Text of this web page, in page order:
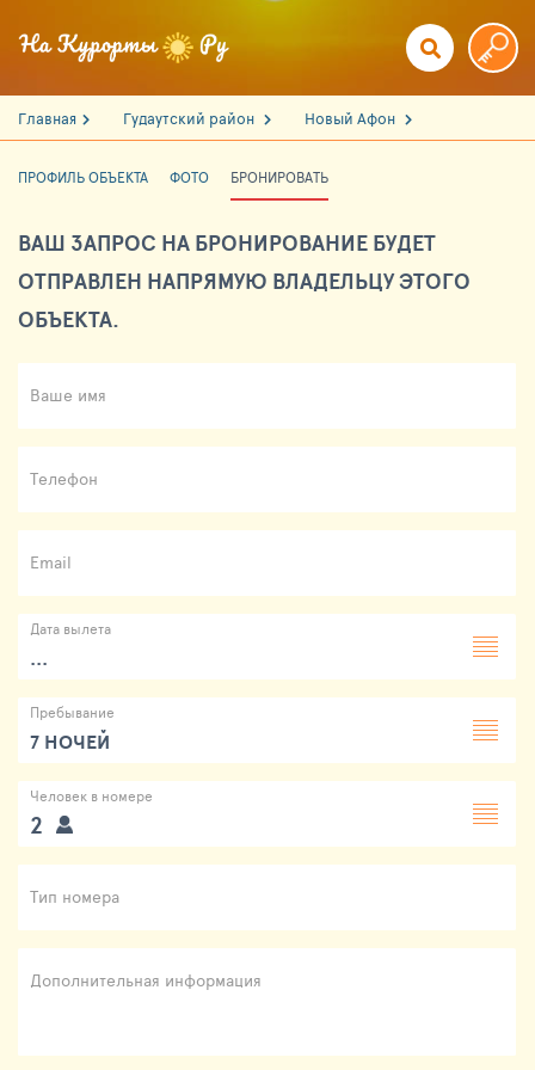
Главная Гудаутский район Новый Афон
ПРОФИЛЬ ОБЪЕКТА ФОТО БРОНИРОВАТЬ
ВАШ ЗАПРОС НА БРОНИРОВАНИЕ БУДЕТ
ОТПРАВЛЕН НАПРЯМУЮ ВЛАДЕЛЬЦУ ЭТОГО
ОБЪЕКТА.
Ваше имя
Телефон
Email
Дата вылета
...
Пребывание
7 НОЧЕЙ
Человек в номере
2
Тип номера
Дополнительная информация